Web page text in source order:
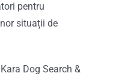
pentru
situații de
Dog Search &